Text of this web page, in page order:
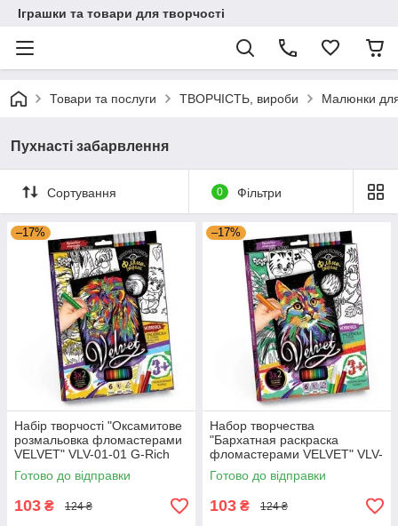
Іграшки та товари для творчості
Товари та послуги ТВОРЧІСТЬ, вироби Малюнки
Пухнасті забарвлення
Сортування 0 Фільтри
–17%
Набір творчості "Оксамитове
розмальовка фломастерами
VELVET" VLV-01-01 G-Rich
Готово до відправки
103 ₴ 124 ₴
–17%
Набор творчества
"Бархатная раскраска
фломастерами VELVET" VLV-
01-10 G-Rich
Готово до відправки
103 ₴ 124 ₴